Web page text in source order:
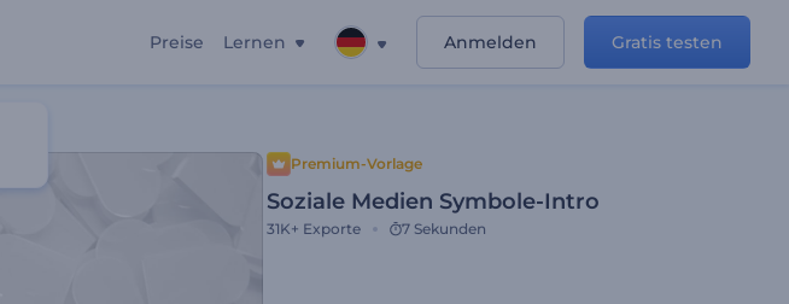
Preise Lernen Anmelden Gratis testen
Premium-Vorlage
Soziale Medien Symbole-Intro
31K+ Exporte 7 Sekunden